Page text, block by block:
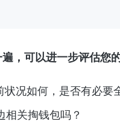
，可以进一步评估您
况如何，是否有必要
关掏钱包吗？